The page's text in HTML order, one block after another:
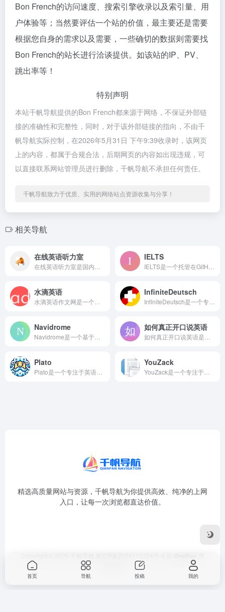
Bon French的访问速度、搜索引擎收录以及索引量、用
户体验等；当然要评估一个站的价值，最主要还是需要
根据您自身的需求以及需要，一些确切的数据则需要找
Bon French的站长进行洽谈提供。如该站的IP、PV、
跳出率等！
特别声明
本站千帆导航提供的Bon French都来源于网络，不保证外部链
接的准确性和完整性，同时，对于该外部链接的指向，不由千
帆导航实际控制，在2026年5月31日 下午9:39收录时，该网页
上的内容，都属于合规合法，后期网页的内容如出现违规，可
以直接联系网站管理员进行删除，千帆导航不承担任何责任。
千帆导航致力于优质、实用的网络站点资源收集与分享！
相关导航
在线英语听力室 IELTS
水滴英语 InfiniteDeutsch
Navidrome 如何真正开口说英语
Plato YouZack
精选高质量网站与资源，千帆导航为你提供高效、纯净的上网
入口，让每一次浏览都直达价值。
首页 导航 投稿 我的